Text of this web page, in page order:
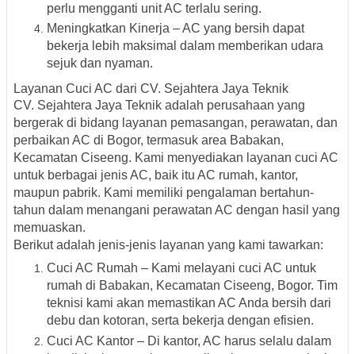
perlu mengganti unit AC terlalu sering.
Meningkatkan Kinerja – AC yang bersih dapat
bekerja lebih maksimal dalam memberikan udara
sejuk dan nyaman.
Layanan Cuci AC dari CV. Sejahtera Jaya Teknik
CV. Sejahtera Jaya Teknik adalah perusahaan yang
bergerak di bidang layanan pemasangan, perawatan, dan
perbaikan AC di Bogor, termasuk area Babakan,
Kecamatan Ciseeng. Kami menyediakan layanan cuci AC
untuk berbagai jenis AC, baik itu AC rumah, kantor,
maupun pabrik. Kami memiliki pengalaman bertahun-
tahun dalam menangani perawatan AC dengan hasil yang
memuaskan.
Berikut adalah jenis-jenis layanan yang kami tawarkan:
Cuci AC Rumah – Kami melayani cuci AC untuk
rumah di Babakan, Kecamatan Ciseeng, Bogor. Tim
teknisi kami akan memastikan AC Anda bersih dari
debu dan kotoran, serta bekerja dengan efisien.
Cuci AC Kantor – Di kantor, AC harus selalu dalam